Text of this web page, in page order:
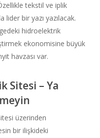
tekstil ve iplik
bir yazı yazılacak.
hidroelektrik
ekonomisine büyük
havzası var.
Sitesi – Ya
üzerinden
bir ilişkideki